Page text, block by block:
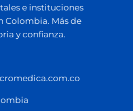
e instituciones
Colombia. Más de
y confianza.